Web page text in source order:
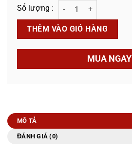
MÁY KHOAN PIN KPT-10205 số lượng
THÊM VÀO GIỎ HÀNG
MUA NGAY
MÔ TẢ
ĐÁNH GIÁ (0)